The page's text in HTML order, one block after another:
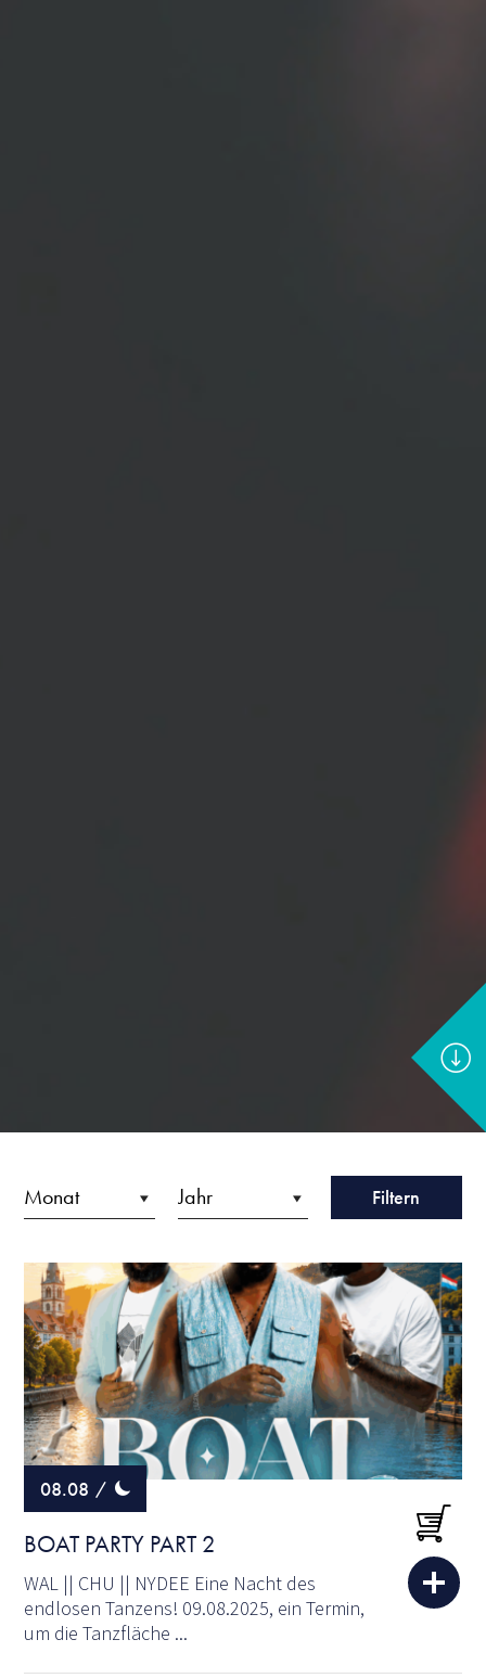
Filtern
08.08 /
BOAT PARTY PART 2
WAL || CHU || NYDEE Eine Nacht des
endlosen Tanzens! 09.08.2025, ein Termin,
um die Tanzfläche ...